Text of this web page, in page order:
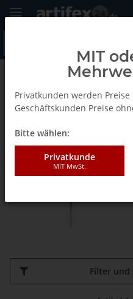
Famag
Schalungsbohrer
Filter und
MIT
Privatkunden werden
Geschäftskunden Preise
Bitte wählen:
Privatkunde
MIT MwSt.